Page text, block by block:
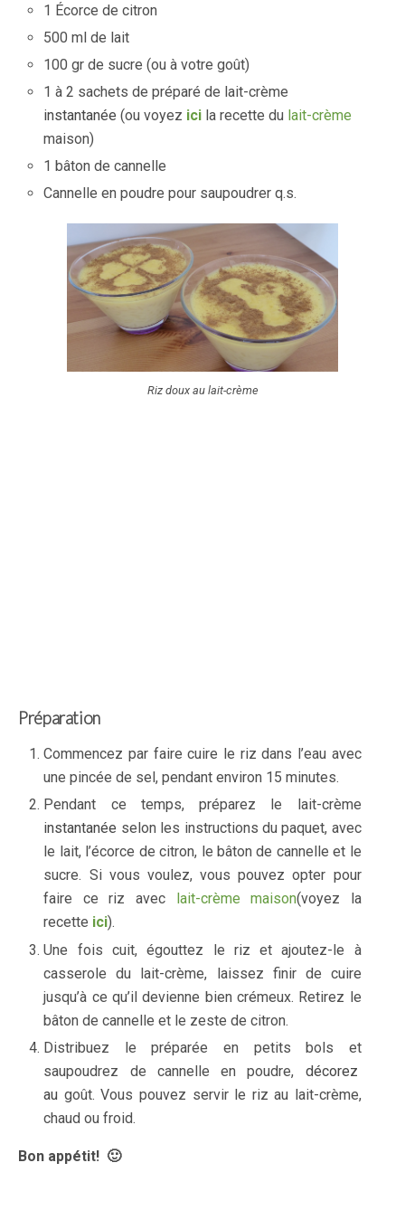
1 Écorce de citron
500 ml de lait
100 gr de sucre (ou à votre goût)
1 à 2 sachets de préparé de lait-crème
instantanée(ou voyez ici la recette du lait-crème
maison)
1 bâton de cannelle
Cannelle en poudre pour saupoudrer q.s.
Riz doux au lait-crème
Préparation
Commencez par faire cuire le riz dans l’eau avec
une pincée de sel, pendant environ 15 minutes.
Pendant ce temps, préparez le lait-crème
instantanée selon les instructions du paquet, avec
le lait, l’écorce de citron, le bâton de cannelle et le
sucre. Si vous voulez, vous pouvez opter pour
faire ce riz avec
lait-crème maison(voyez la
recette ici).
Une fois cuit, égouttez le riz et ajoutez-le à
casserole du lait-crème, laissez finir de cuire
jusqu’à ce qu’il devienne bien crémeux. Retirez le
bâton de cannelle et le zeste de citron.
Distribuez le préparée en petits bols et
saupoudrez de cannelle en poudre, décorez
au goût. Vous pouvez servir le riz au lait-crème,
chaud ou froid.
Bon appétit! 🙂